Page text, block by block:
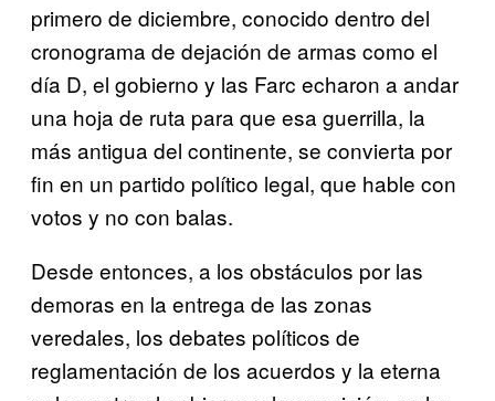
primero de diciembre, conocido dentro del
cronograma de dejación de armas como el
día D, el gobierno y las Farc echaron a andar
una hoja de ruta para que esa guerrilla, la
más antigua del continente, se convierta por
fin en un partido político legal, que hable con
votos y no con balas.
Desde entonces, a los obstáculos por las
demoras en la entrega de las zonas
veredales, los debates políticos de
reglamentación de los acuerdos y la eterna